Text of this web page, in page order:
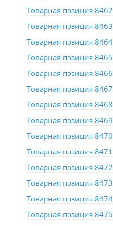
Товарная позиция 8462
Товарная позиция 8463
Товарная позиция 8464
Товарная позиция 8465
Товарная позиция 8466
Товарная позиция 8467
Товарная позиция 8468
Товарная позиция 8469
Товарная позиция 8470
Товарная позиция 8471
Товарная позиция 8472
Товарная позиция 8473
Товарная позиция 8474
Товарная позиция 8475